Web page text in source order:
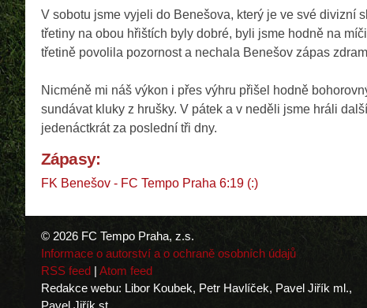
V sobotu jsme vyjeli do Benešova, který je ve své divizní
třetiny na obou hřištích byly dobré, byli jsme hodně na
třetině povolila pozornost a nechala Benešov zápas
Nicméně mi náš výkon i přes výhru přišel hodně
sundávat kluky z hrušky. V pátek a v neděli jsme hráli
jedenáctkrát za poslední tři dny.
Zápasy:
FK Benešov - FC Tempo Praha 6:19 (:)
© 2026 FC Tempo Praha, z.s.
Informace o autorství a o ochraně osobních údajů
RSS feed | Atom feed
Redakce webu: Libor Koubek, Petr Havlíček, Pavel Jiřík ml.,
Pavel Jiřík st.